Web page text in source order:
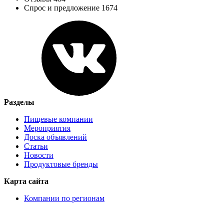
Спрос и предложение 1674
Разделы
Пищевые компании
Мероприятия
Доска объявлений
Статьи
Новости
Продуктовые бренды
Карта сайта
Компании по регионам